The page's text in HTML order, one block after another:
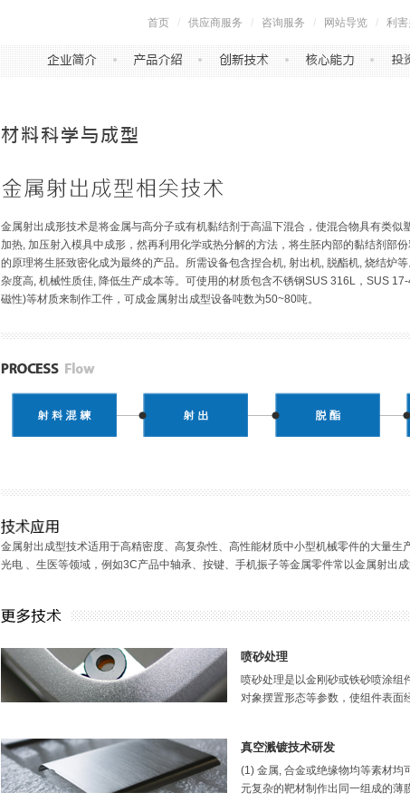
金属射出成形技术是将金属与高分子或有机黏结剂于高温下混合，使混合物具有类
加热, 加压射入模具中成形，然再利用化学或热分解的方法，将生胚内部的黏结剂部
的原理将生胚致密化成为最终的产品。所需设备包含捏合机, 射出机, 脱酯机, 烧结炉
杂度高, 机械性质佳, 降低生产成本等。可使用的材质包含不锈钢SUS 316L，SUS
磁性)等材质来制作工件，可成金属射出成型设备吨数为50~80吨。
金属射出成型技术适用于高精密度、高复杂性、高性能材质中小型机械零件的大量生
光电 、生医等领域，例如3C产品中轴承、按键、手机振子等金属零件常以金属射出成
喷砂处理
喷砂处理是以金刚砂或铁砂喷涂组
对象摆置形态等参数，使组件表面
真空溅镀技术研发
(1) 金属, 合金或绝缘物均等素材均
元复杂的靶材制作出同一组成的薄
首页 / 供应商服务 / 咨询服务 / 网站导览 / 利